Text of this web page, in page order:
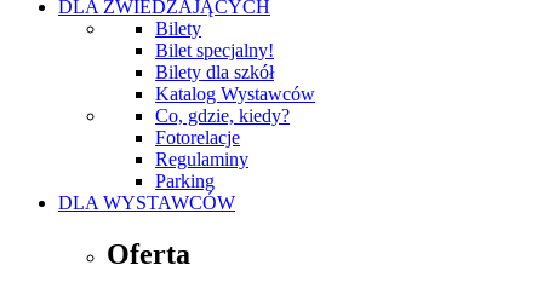
DLA ZWIEDZAJĄCYCH
Bilety
Bilet specjalny!
Bilety dla szkół
Katalog Wystawców
Co, gdzie, kiedy?
Fotorelacje
Regulaminy
Parking
DLA WYSTAWCÓW
Oferta